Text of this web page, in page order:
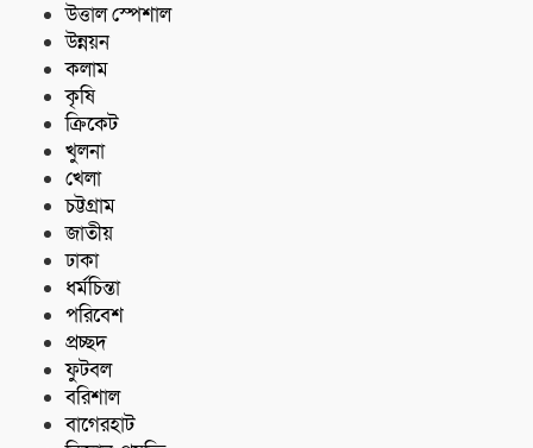
উত্তাল স্পেশাল
উন্নয়ন
কলাম
কৃষি
ক্রিকেট
খুলনা
খেলা
চট্টগ্রাম
জাতীয়
ঢাকা
ধর্মচিন্তা
পরিবেশ
প্রচ্ছদ
ফুটবল
বরিশাল
বাগেরহাট